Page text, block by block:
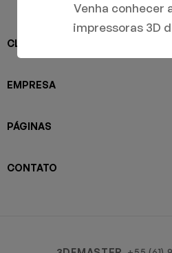
CLIENTES
EMPRESA
PÁGINAS
CONTATO
Venha conhecer
impressoras 3D